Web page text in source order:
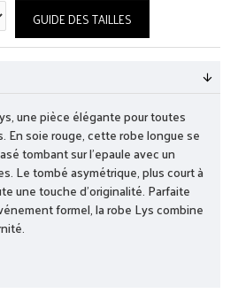
GUIDE DES TAILLES
une pièce élégante pour toutes
En soie rouge, cette robe longue se
tombant sur l’epaule avec un
Le tombé asymétrique, plus court à
une touche d'originalité. Parfaite
formel, la robe Lys combine